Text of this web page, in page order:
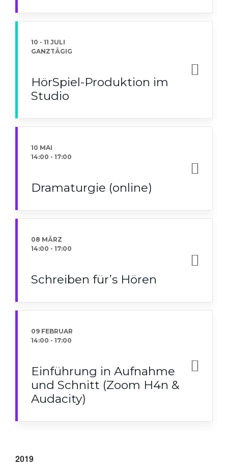
10 - 11 JULI
GANZTÄGIG
HörSpiel-Produktion im
Studio
10 MAI
14:00 - 17:00
Dramaturgie (online)
08 MÄRZ
14:00 - 17:00
Schreiben für’s Hören
09 FEBRUAR
14:00 - 17:00
Einführung in Aufnahme
und Schnitt (Zoom H4n &
Audacity)
2019